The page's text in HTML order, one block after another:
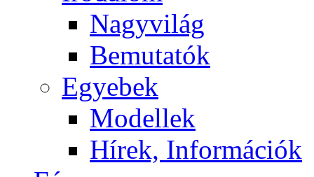
Nagyvilág
Bemutatók
Egyebek
Modellek
Hírek, Információk